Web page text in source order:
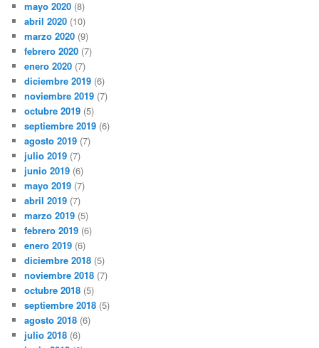
mayo 2020 (8)
abril 2020 (10)
marzo 2020 (9)
febrero 2020 (7)
enero 2020 (7)
diciembre 2019 (6)
noviembre 2019 (7)
octubre 2019 (5)
septiembre 2019 (6)
agosto 2019 (7)
julio 2019 (7)
junio 2019 (6)
mayo 2019 (7)
abril 2019 (7)
marzo 2019 (5)
febrero 2019 (6)
enero 2019 (6)
diciembre 2018 (5)
noviembre 2018 (7)
octubre 2018 (5)
septiembre 2018 (5)
agosto 2018 (6)
julio 2018 (6)